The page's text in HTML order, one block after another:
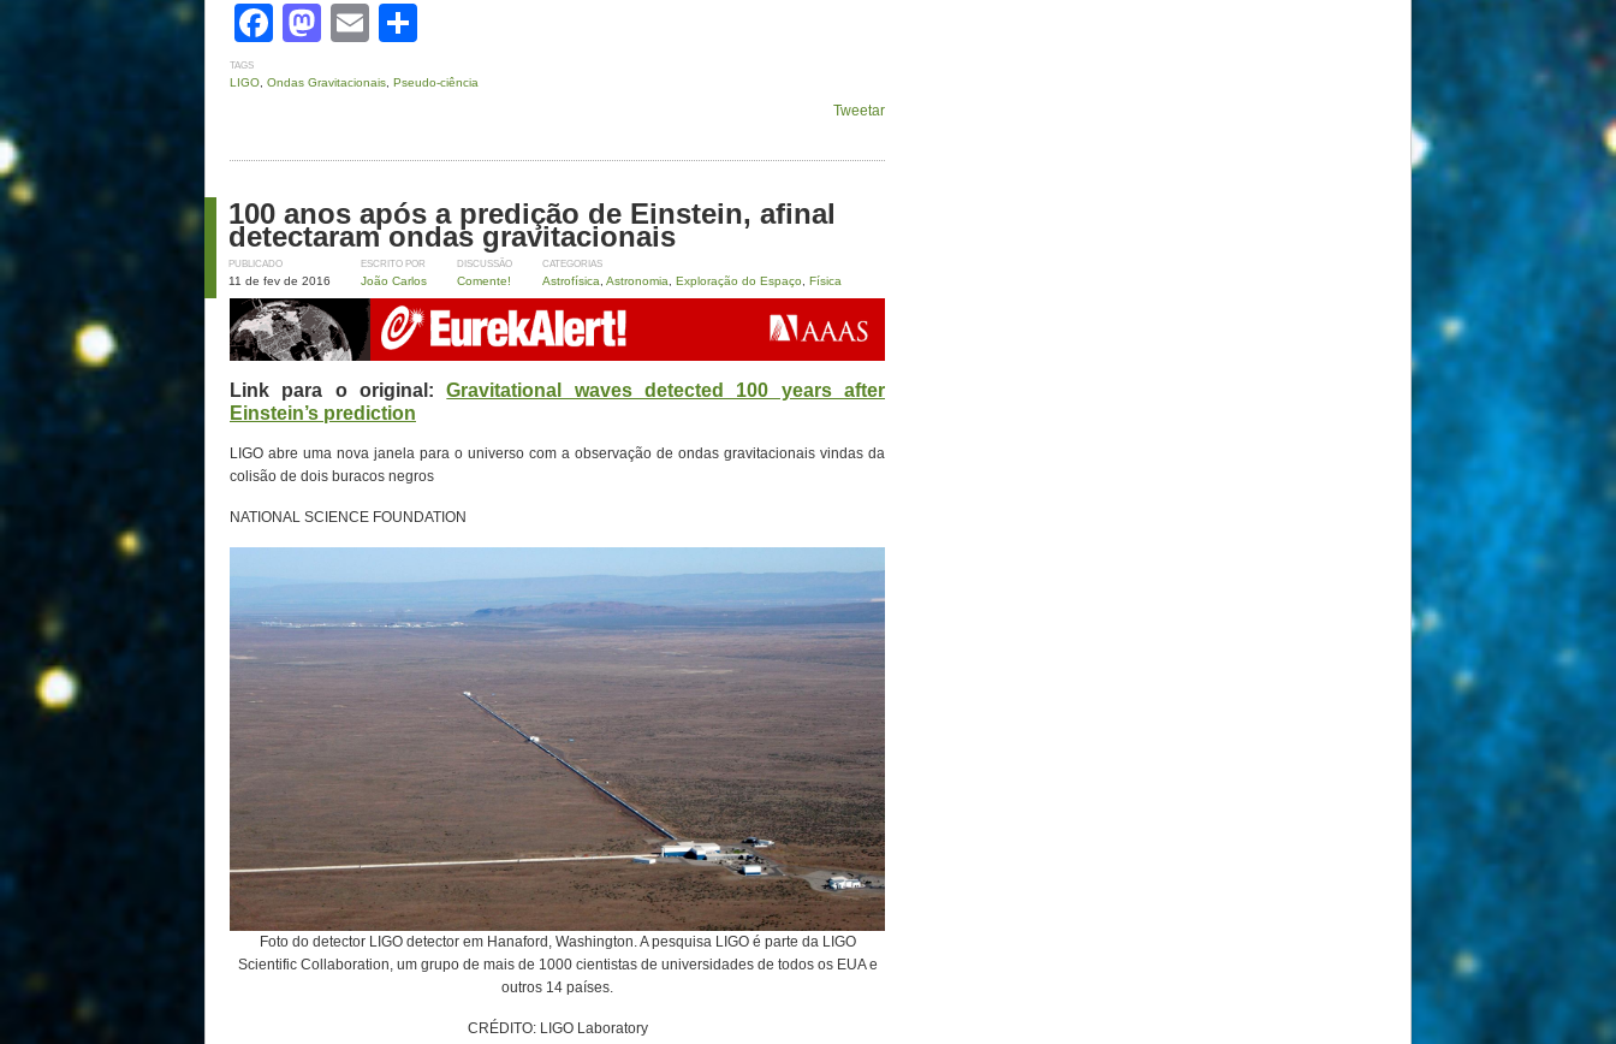
Facebook
Mastodon
Email
TAGS
LIGO Ondas Gravitacionais Pseudo-ciência
Tweetar
100 anos após a predição de Einstein, afinal
detectaram ondas gravitacionais
PUBLICADO
11 de fev de 2016
ESCRITO POR
João Carlos
DISCUSSÃO
Comente!
CATEGORIAS
Astrofísica Astronomia Exploração do Espaço Física
Link para o original:Gravitational waves detected 100 years after
Einstein’s prediction
LIGO abre uma nova janela para o universo com a observação de ondas gravitacionais vindas da
colisão de dois buracos negros
NATIONAL SCIENCE FOUNDATION
Foto do detector LIGO detector em Hanaford, Washington. A pesquisa LIGO é parte da LIGO
Scientific Collaboration, um grupo de mais de 1000 cientistas de universidades de todos os EUA e
outros 14 países.
CRÉDITO: LIGO Laboratory